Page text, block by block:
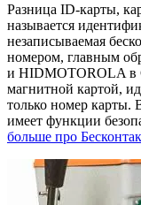
Разница ID-карты,
называется
незаписываемая
номером, главным
и HIDMOTOROLA в
магнитной картой,
только номер карты.
имеет функции
больше про